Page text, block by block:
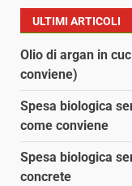
ULTIMI ARTICOLI
Olio di argan in
conviene)
Spesa biologica
come conviene
Spesa biologica
concrete